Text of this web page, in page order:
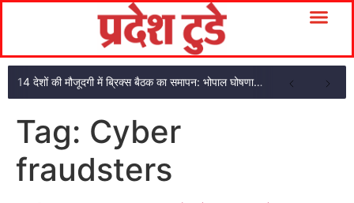
14 देशों की मौजूदगी में ब्रिक्स बैठक का समापन: भोपाल घोषणा पत्र अपनाया
Tag: Cyber ​​
fraudsters